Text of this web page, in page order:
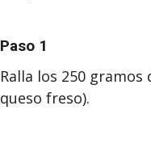
Paso 1
Ralla los 250
queso freso).